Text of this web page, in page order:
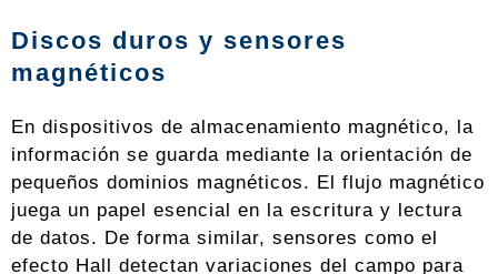
Discos duros y sensores
magnéticos
En dispositivos de almacenamiento magnético, la
información se guarda mediante la orientación de
pequeños dominios magnéticos. El flujo magnético
juega un papel esencial en la escritura y lectura
de datos. De forma similar, sensores como el
efecto Hall detectan variaciones del campo para